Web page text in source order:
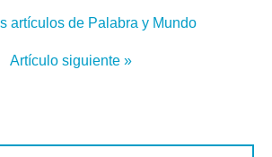
artículos de Palabra y Mundo
Artículo siguiente »